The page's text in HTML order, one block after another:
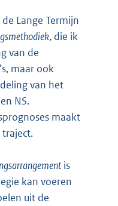
Lange Termijn
, die ik
van de
maar ook
van het
NS.
maakt
is
kan voeren
uit de